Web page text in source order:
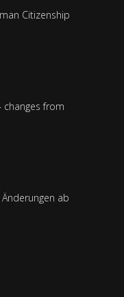
Citizenship
changes from
ab